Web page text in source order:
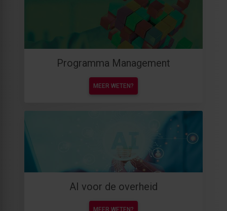
Programma Management
MEER WETEN?
AI voor de overheid
MEER WETEN?